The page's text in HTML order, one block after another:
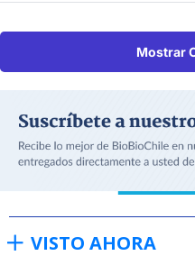
Mostrar
VISTO AHORA